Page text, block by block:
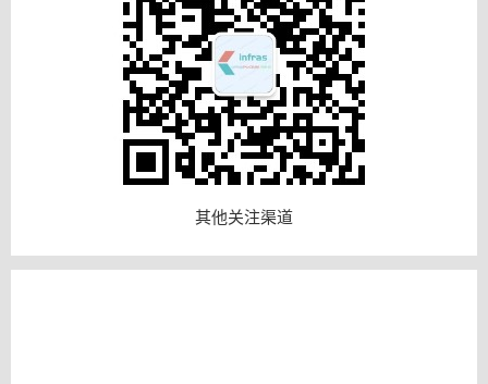
其他关注渠道